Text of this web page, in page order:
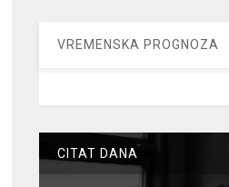
VREMENSKA PROGNOZA
CITAT DANA